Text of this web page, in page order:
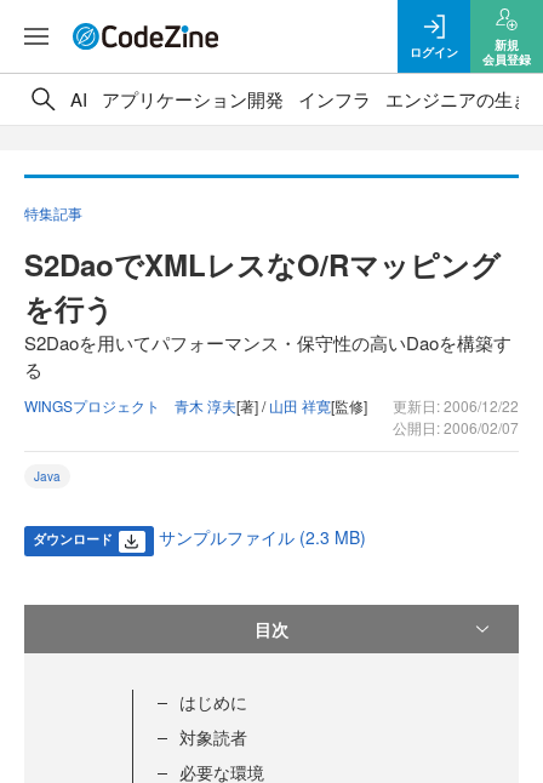
ログイン
新規
会員登録
AI アプリケーション開発 インフラ エンジニアの生き
特集記事
S2DaoでXMLレスなO/Rマッピング
を行う
S2Daoを用いてパフォーマンス・保守性の高いDaoを構築す
る
WINGSプロジェクト 青木 淳夫[著] /山田 祥寛[監修]
更新日: 2006/12/22
公開日: 2006/02/07
Java
ダウンロード サンプルファイル (2.3 MB)
目次
はじめに
対象読者
必要な環境